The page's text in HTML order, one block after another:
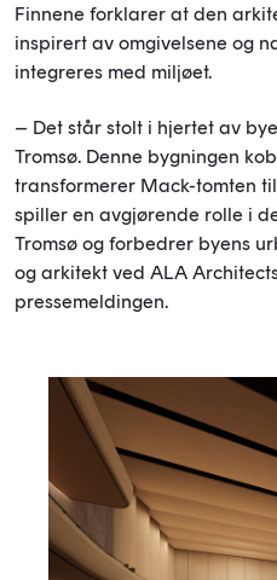
Finnene forklarer at den
inspirert av omgivelsene og
integreres med miljøet.
– Det står stolt i hjertet av
Tromsø. Denne bygningen
transformerer Mack-tomten
spiller en avgjørende rolle i
Tromsø og forbedrer byens
og arkitekt ved ALA
pressemeldingen.